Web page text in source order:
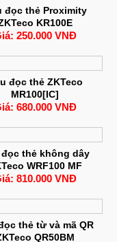
đọc thẻ Proximity
KR100E
250.000 VNĐ
đọc thẻ ZKTeco
MR100[IC]
680.000 VNĐ
thẻ không dây
WRF100 MF
810.000 VNĐ
thẻ từ và mã QR
QR50BM